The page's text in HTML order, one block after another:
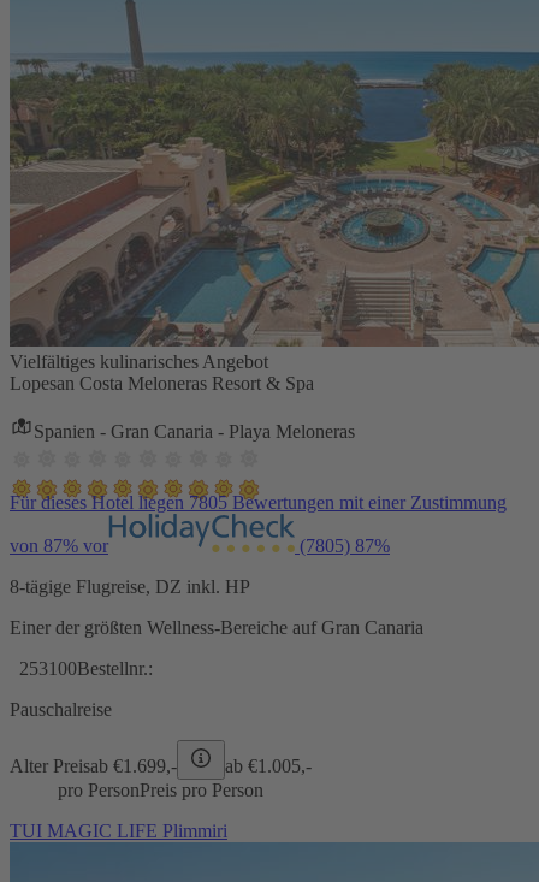
Vielfältiges kulinarisches Angebot
Lopesan Costa Meloneras Resort & Spa
Spanien - Gran Canaria - Playa Meloneras
Für dieses Hotel liegen 7805 Bewertungen mit einer Zustimmung
von 87% vor (7805) 87%
8-tägige Flugreise, DZ inkl. HP
Einer der größten Wellness-Bereiche auf Gran Canaria
253100Bestellnr.:
Pauschalreise
Alter Preisab €1.699,- ab €1.005,-
pro PersonPreis pro Person
TUI MAGIC LIFE Plimmiri